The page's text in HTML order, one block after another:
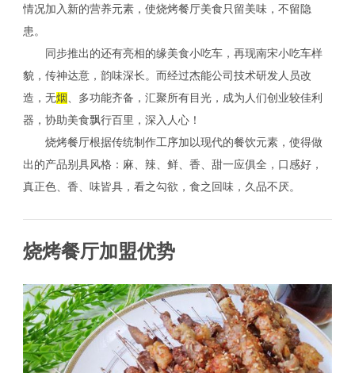
情况加入新的营养元素，使烧烤餐厅美食只留美味，不留隐
患。
同步推出的还有亮相的缘美食小吃车，再现南宋小吃车样
貌，传神达意，韵味深长。而经过杰能公司技术研发人员改
造，无烟 、多功能齐备，汇聚所有目光，成为人们创业较佳利
器，协助美食飘行百里，深入人心！
烧烤餐厅根据传统制作工序加以现代的餐饮元素，使得做
出的产品别具风格：麻、辣、鲜、香、甜一应俱全，口感好，
真正色、香、味皆具，看之勾欲，食之回味，久品不厌。
烧烤餐厅加盟优势